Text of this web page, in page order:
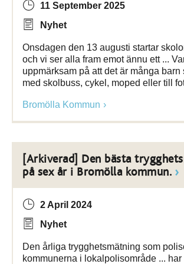
11 September 2025
Nyhet
Onsdagen den 13 augusti startar
och vi ser alla fram emot ännu ett ...
uppmärksam på att det är många barn
med skolbuss, cykel, moped eller till
Bromölla Kommun
[Arkiverad] Den bästa
på sex år i Bromölla kommun.
2 April 2024
Nyhet
Den årliga trygghetsmätning som
kommunerna i lokalpolisområde ... har